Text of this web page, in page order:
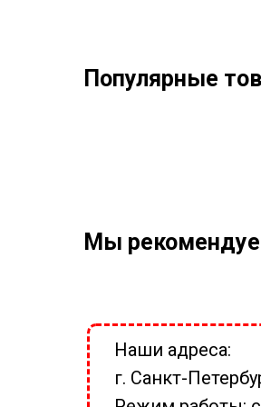
Популярные
Мы
Наши адреса:
г. Санкт-